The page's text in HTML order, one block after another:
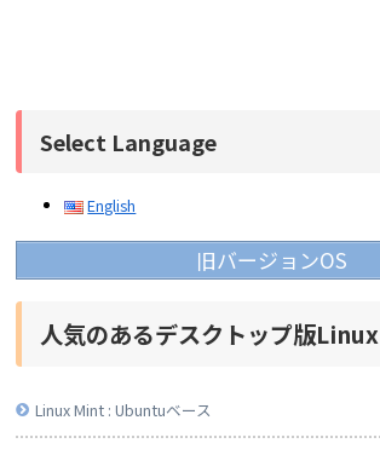
Select Language
English
旧バージョンOS
人気のあるデスクトップ版Linux
Linux Mint : Ubuntuベース